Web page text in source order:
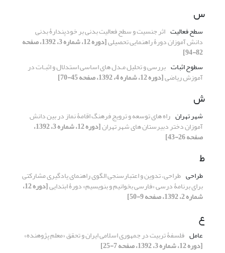
س
سطح فعالیت اثر جنسیت و سطح فعالیت بدنی بر خودپندارۀ بدنی
دانش آموزان دورۀ راهنمایی تحصیلی [دوره 12، شماره 3، 1392، صفحه
82-94]
سطوح اثبات بررسی و تحلیل مـدل های اساسی استدلال و اثبـات در
آموزش ریاضی[دوره 12، شماره 4، 1392، صفحه 45-70]
ش
شهر تهران راه های توسعه و ترویج فرهنگ اقامۀ نماز در بین دانش
آموزان دختر دبیرستان های شهر تهران [دوره 12، شماره 3، 1392،
صفحه 26-43]
ط
طراحی طراحی، تدوین و اعتبارسنجی الگوی راهنمای یادگیری مشارکتی
برای برنامۀ درسی «فارسی بخوانیم و بنویسیم» دورۀ ابتدایی [دوره 12،
شماره 2، 1392، صفحه 9-50]
ع
عامل فلسفۀ تربیت در جمهوری اسلامی ایران و تحقق «معلم پژوهنده»
[دوره 12، شماره 3، 1392، صفحه 7-25]